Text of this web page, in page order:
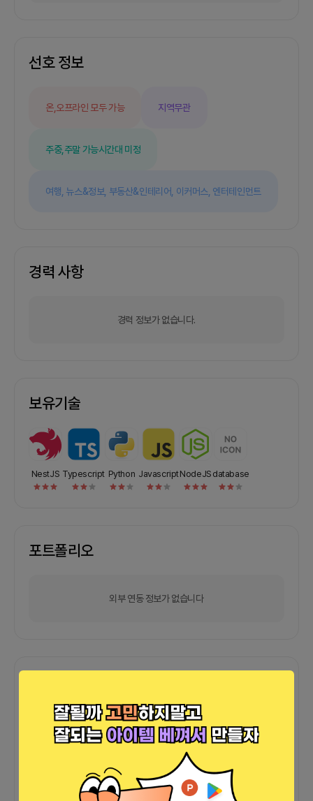
선호 정보
온,오프라인 모두 가능 지역무관
주중,주말 가능시간대 미정
여행, 뉴스&정보, 부동산&인테리어, 이커머스, 엔터테인먼트
경력 사항
경력 정보가 없습니다.
보유기술
NestJS Typescript Python JavascriptNodeJS database
포트폴리오
외부 연동 정보가 없습니다
커피챗 0 프로젝트 0 프로챗
아직 후기가 도착하지 않았습니다